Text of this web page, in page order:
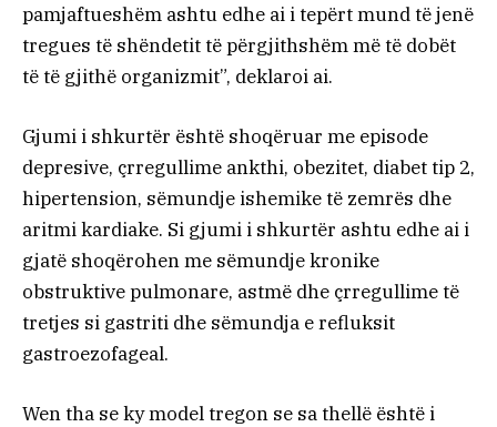
pamjaftueshëm ashtu edhe ai i tepërt mund të jenë
tregues të shëndetit të përgjithshëm më të dobët
të të gjithë organizmit”, deklaroi ai.
Gjumi i shkurtër është shoqëruar me episode
depresive, çrregullime ankthi, obezitet, diabet tip 2,
hipertension, sëmundje ishemike të zemrës dhe
aritmi kardiake. Si gjumi i shkurtër ashtu edhe ai i
gjatë shoqërohen me sëmundje kronike
obstruktive pulmonare, astmë dhe çrregullime të
tretjes si gastriti dhe sëmundja e refluksit
gastroezofageal.
Wen tha se ky model tregon se sa thellë është i